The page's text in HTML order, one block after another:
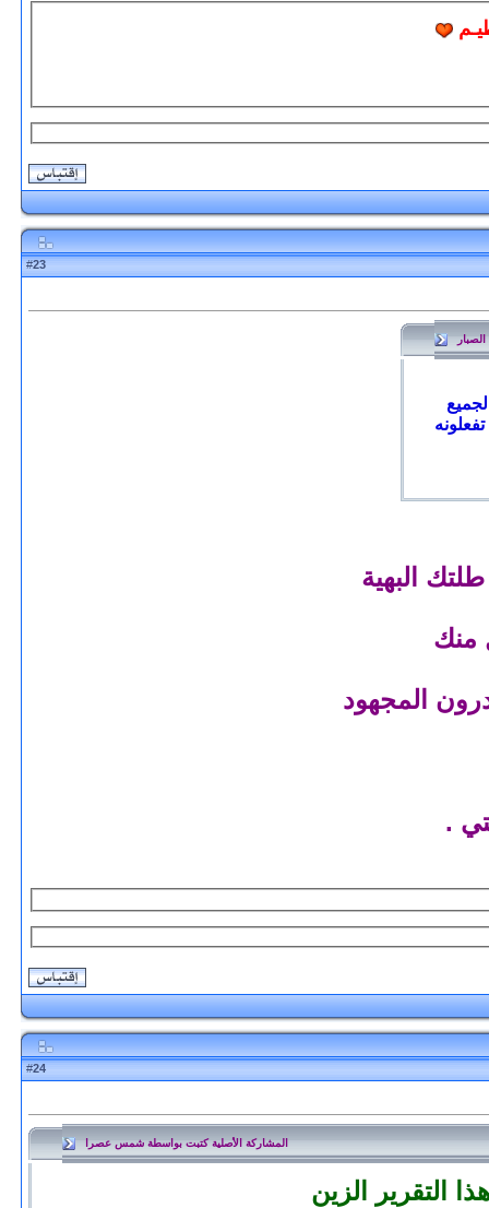
#
23
الصبار
البهية
منك
المجهود
.
#
24
المشاركة الأصلية كتبت بواسطة شمس عصرا
التقرير الزين